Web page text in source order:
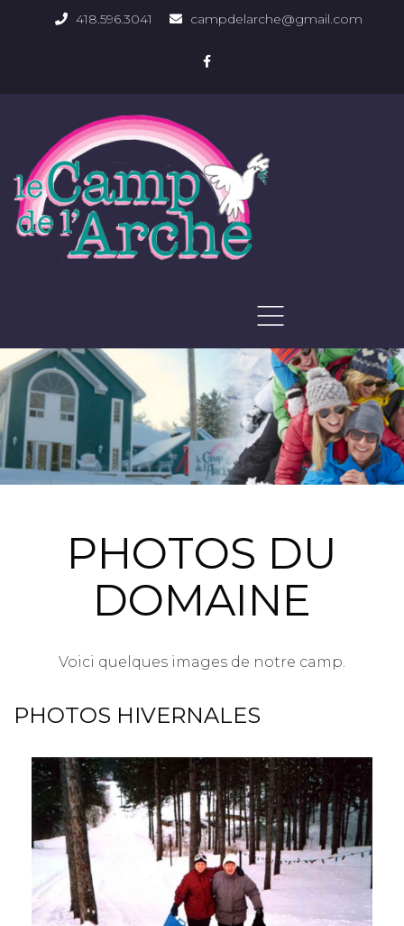
418.596.3041 campdelarche@gmail.com
PHOTOS DU DOMAINE
PHOTOS DU
DOMAINE
Voici quelques images de notre camp.
PHOTOS HIVERNALES